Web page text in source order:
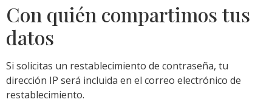
Con quién compartimos tus
datos
Si solicitas un restablecimiento de contraseña, tu
dirección IP será incluida en el correo electrónico de
restablecimiento.